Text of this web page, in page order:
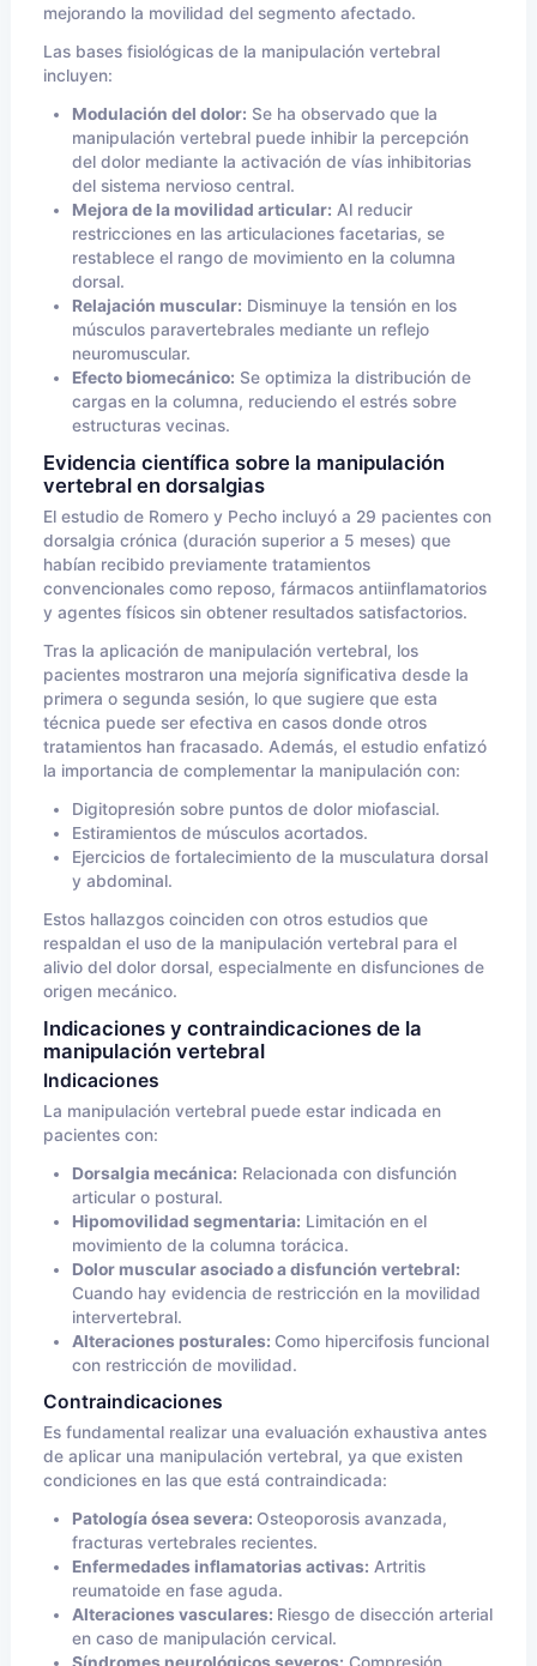
mejorando la movilidad del segmento afectado.
Las bases fisiológicas de la manipulación vertebral
incluyen:
Modulación del dolor: Se ha observado que la
manipulación vertebral puede inhibir la percepción
del dolor mediante la activación de vías inhibitorias
del sistema nervioso central.
Mejora de la movilidad articular: Al reducir
restricciones en las articulaciones facetarias, se
restablece el rango de movimiento en la columna
dorsal.
Relajación muscular: Disminuye la tensión en los
músculos paravertebrales mediante un reflejo
neuromuscular.
Efecto biomecánico: Se optimiza la distribución de
cargas en la columna, reduciendo el estrés sobre
estructuras vecinas.
Evidencia científica sobre la manipulación
vertebral en dorsalgias
El estudio de Romero y Pecho incluyó a 29 pacientes con
dorsalgia crónica (duración superior a 5 meses) que
habían recibido previamente tratamientos
convencionales como reposo, fármacos antiinflamatorios
y agentes físicos sin obtener resultados satisfactorios.
Tras la aplicación de manipulación vertebral, los
pacientes mostraron una mejoría significativa desde la
primera o segunda sesión, lo que sugiere que esta
técnica puede ser efectiva en casos donde otros
tratamientos han fracasado. Además, el estudio enfatizó
la importancia de complementar la manipulación con:
Digitopresión sobre puntos de dolor miofascial.
Estiramientos de músculos acortados.
Ejercicios de fortalecimiento de la musculatura dorsal
y abdominal.
Estos hallazgos coinciden con otros estudios que
respaldan el uso de la manipulación vertebral para el
alivio del dolor dorsal, especialmente en disfunciones de
origen mecánico.
Indicaciones y contraindicaciones de la
manipulación vertebral
Indicaciones
La manipulación vertebral puede estar indicada en
pacientes con:
Dorsalgia mecánica: Relacionada con disfunción
articular o postural.
Hipomovilidad segmentaria: Limitación en el
movimiento de la columna torácica.
Dolor muscular asociado a disfunción vertebral:
Cuando hay evidencia de restricción en la movilidad
intervertebral.
Alteraciones posturales: Como hipercifosis funcional
con restricción de movilidad.
Contraindicaciones
Es fundamental realizar una evaluación exhaustiva antes
de aplicar una manipulación vertebral, ya que existen
condiciones en las que está contraindicada:
Patología ósea severa: Osteoporosis avanzada,
fracturas vertebrales recientes.
Enfermedades inflamatorias activas: Artritis
reumatoide en fase aguda.
Alteraciones vasculares: Riesgo de disección arterial
en caso de manipulación cervical.